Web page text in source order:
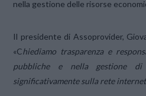
nella gestione delle risorse
Il presidente di Assoprovider,
«Chiediamo trasparenza e
pubbliche e nella gestione
significativamente sulla rete